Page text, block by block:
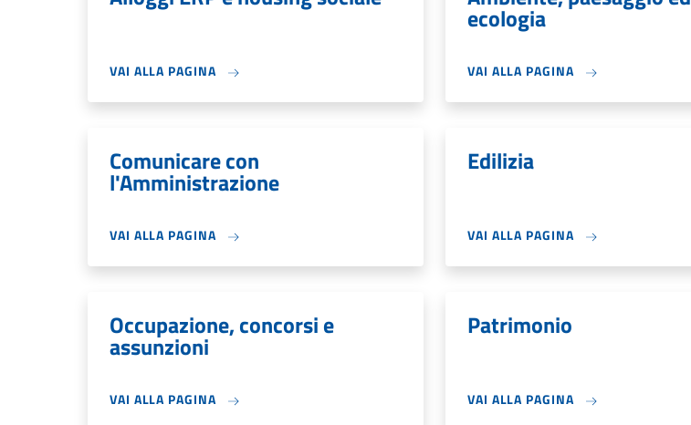
VAI ALLA PAGINA
ecologia
VAI ALLA PAGINA
Comunicare con
l'Amministrazione
VAI ALLA PAGINA
Edilizia
VAI ALLA PAGINA
Occupazione, concorsi e
assunzioni
VAI ALLA PAGINA
Patrimonio
VAI ALLA PAGINA